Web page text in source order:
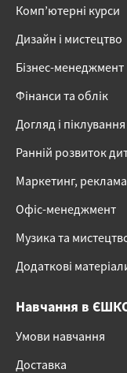
Комп’ютерні курси
Дизайн і мистецтво
Бізнес-менеджмент
Фінанси та облік
Догляд і піклування
Ранній розвиток
Маркетинг,
Офіс-менеджмент
Музика та
Додаткові
Навчання в
Умови навчання
Доставка